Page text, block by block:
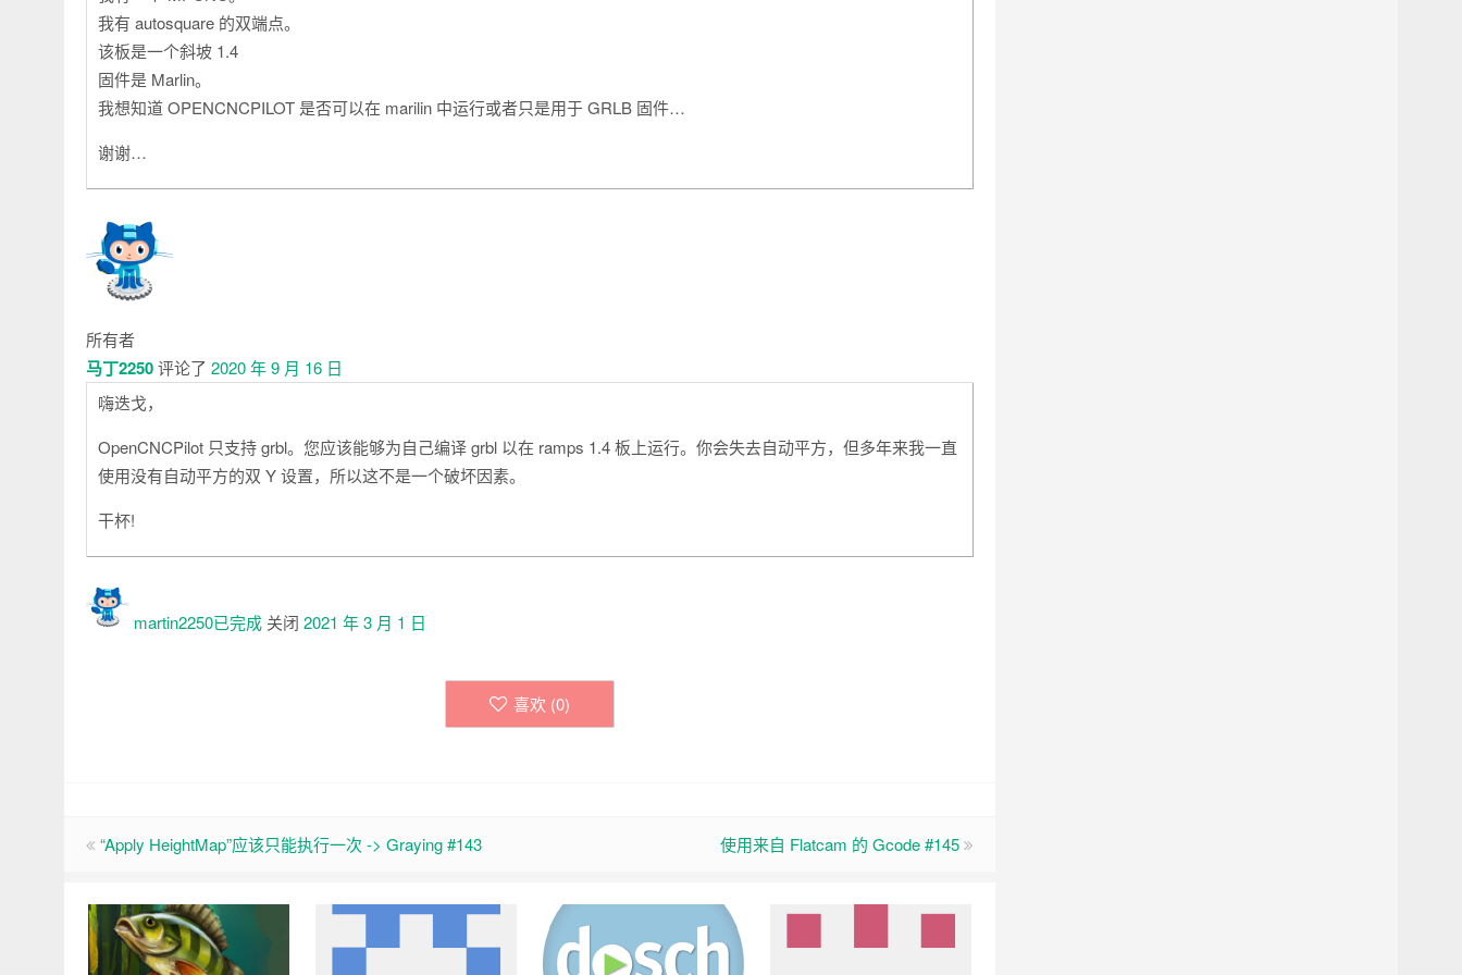
我有 autosquare 的双端点。
该板是一个斜坡 1.4
固件是 Marlin。
我想知道 OPENCNCPILOT 是否可以在 marilin 中运行或者只是用于 GRLB 固件…
谢谢…
所有者
马丁2250评论了 2020 年 9 月 16 日
嗨迭戈，
OpenCNCPilot 只支持 grbl。您应该能够为自己编译 grbl 以在 ramps 1.4 板上运行。你会失去自动平方，但多年来我一直
使用没有自动平方的双 Y 设置，所以这不是一个破坏因素。
干杯!
martin2250已完成 关闭 2021 年 3 月 1 日
喜欢 (0)
“Apply HeightMap”应该只能执行一次 -> Graying #143 使用来自 Flatcam 的 Gcode #145